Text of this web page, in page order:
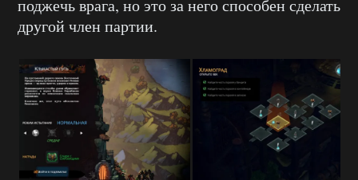
поджечь врага, но это за него способен сделать
другой член партии.